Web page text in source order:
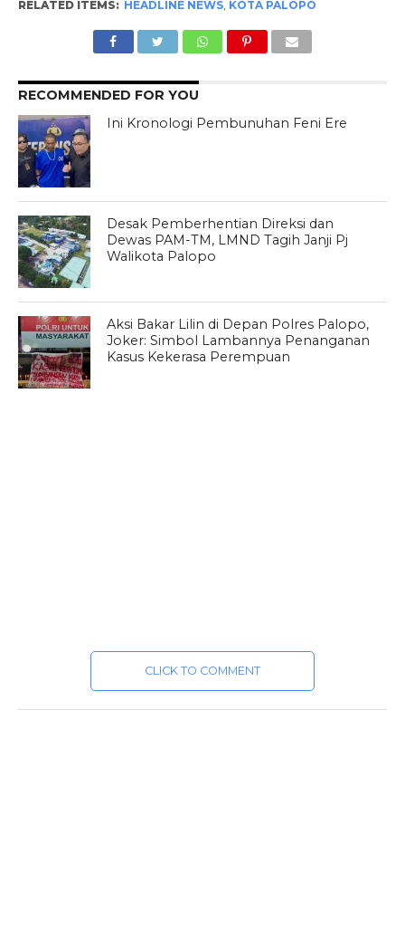
RELATED ITEMS: HEADLINE NEWS, KOTA PALOPO
RECOMMENDED FOR YOU
Ini Kronologi Pembunuhan Feni Ere
Desak Pemberhentian Direksi dan
Dewas PAM-TM, LMND Tagih Janji Pj
Walikota Palopo
Aksi Bakar Lilin di Depan Polres Palopo,
Joker: Simbol Lambannya Penanganan
Kasus Kekerasa Perempuan
CLICK TO COMMENT